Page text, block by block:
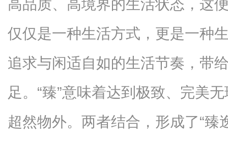
高品质、高境界的生活状态，这
仅仅是一种生活方式，更是一种
追求与闲适自如的生活节奏，带
足。“臻”意味着达到极致、完美
超然物外。两者结合，形成了“臻